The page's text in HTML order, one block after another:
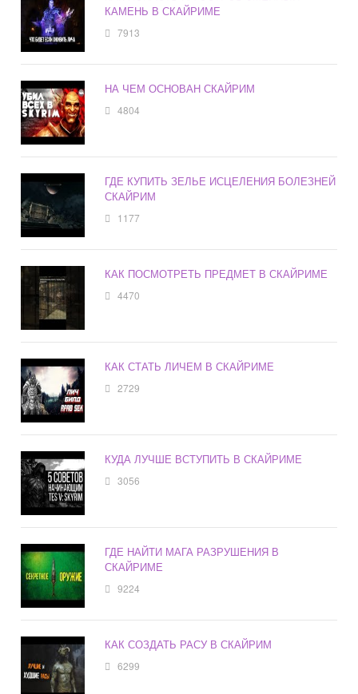
КАМЕНЬ В СКАЙРИМЕ
7913
НА ЧЕМ ОСНОВАН СКАЙРИМ
4804
ГДЕ КУПИТЬ ЗЕЛЬЕ ИСЦЕЛЕНИЯ БОЛЕЗНЕЙ
СКАЙРИМ
1177
КАК ПОСМОТРЕТЬ ПРЕДМЕТ В СКАЙРИМЕ
4470
КАК СТАТЬ ЛИЧЕМ В СКАЙРИМЕ
2729
КУДА ЛУЧШЕ ВСТУПИТЬ В СКАЙРИМЕ
3056
ГДЕ НАЙТИ МАГА РАЗРУШЕНИЯ В
СКАЙРИМЕ
9224
КАК СОЗДАТЬ РАСУ В СКАЙРИМ
6299